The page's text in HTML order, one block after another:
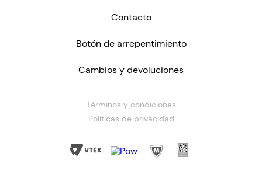
Contacto
Botón de arrepentimiento
Cambios y devoluciones
Términos y condiciones
Políticas de privacidad